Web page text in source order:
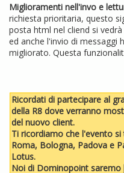
Miglioramenti nell'invo e
richiesta prioritaria, questo
posta html nel cliend si
ed anche l'invio di messaggi
migliorato. Questa
Ricordati di partecipare al
della R8 dove verranno
del nuovo client.
Ti ricordiamo che l'evento
Roma, Bologna, Padova e
Lotus.
Noi di Dominopoint saremo